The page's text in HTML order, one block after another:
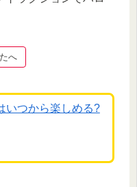
へ
いつから楽しめる?